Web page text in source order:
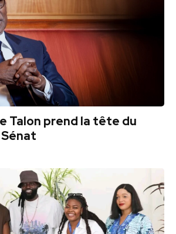
Talon prend la tête du